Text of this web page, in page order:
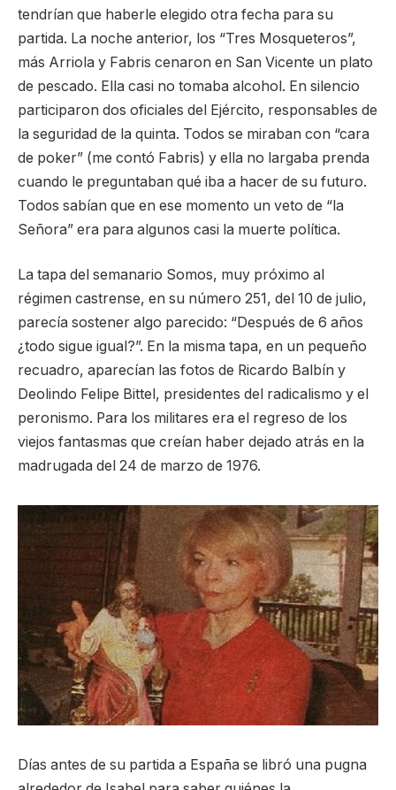
tendrían que haberle elegido otra fecha para su
partida. La noche anterior, los “Tres Mosqueteros”,
más Arriola y Fabris cenaron en San Vicente un plato
de pescado. Ella casi no tomaba alcohol. En silencio
participaron dos oficiales del Ejército, responsables de
la seguridad de la quinta. Todos se miraban con “cara
de poker” (me contó Fabris) y ella no largaba prenda
cuando le preguntaban qué iba a hacer de su futuro.
Todos sabían que en ese momento un veto de “la
Señora” era para algunos casi la muerte política.
La tapa del semanario Somos, muy próximo al
régimen castrense, en su número 251, del 10 de julio,
parecía sostener algo parecido: “Después de 6 años
¿todo sigue igual?”. En la misma tapa, en un pequeño
recuadro, aparecían las fotos de Ricardo Balbín y
Deolindo Felipe Bittel, presidentes del radicalismo y el
peronismo. Para los militares era el regreso de los
viejos fantasmas que creían haber dejado atrás en la
madrugada del 24 de marzo de 1976.
Días antes de su partida a España se libró una pugna